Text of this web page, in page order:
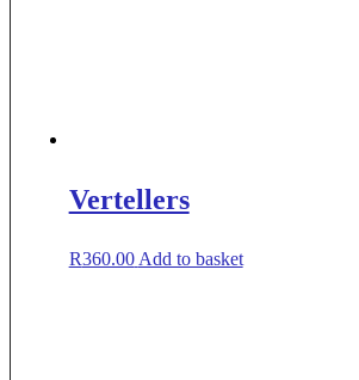
Vertellers
R360.00 Add to basket